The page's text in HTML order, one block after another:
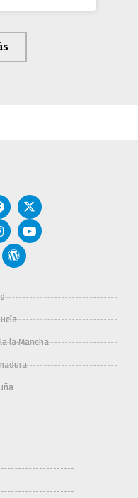
o
X
-
t
w
i
r
g
Y
o
u
t
u
W
o
d
p
r
e
s
la Mancha